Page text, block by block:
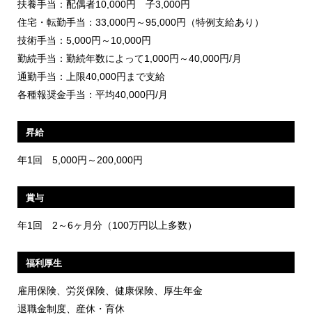
扶養手当：配偶者10,000円 子3,000円
住宅・転勤手当：33,000円～95,000円（特例支給あり）
技術手当：5,000円～10,000円
勤続手当：勤続年数によって1,000円～40,000円/月
通勤手当：上限40,000円まで支給
各種報奨金手当：平均40,000円/月
昇給
年1回 5,000円～200,000円
賞与
年1回 2～6ヶ月分（100万円以上多数）
福利厚生
雇用保険、労災保険、健康保険、厚生年金
退職金制度、産休・育休